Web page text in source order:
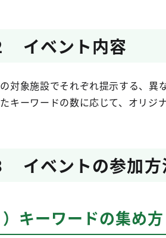
イベント内容
対象施設でそれぞれ提示する、異
キーワードの数に応じて、オリジ
イベントの参加方
）キーワードの集め方